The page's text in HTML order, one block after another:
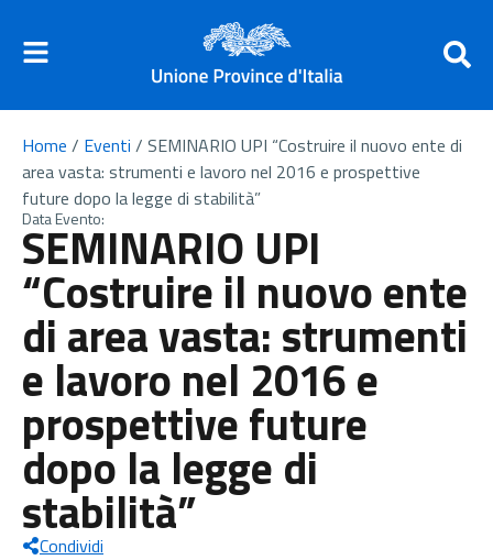
Home / Eventi / SEMINARIO UPI “Costruire il nuovo ente di
area vasta: strumenti e lavoro nel 2016 e prospettive
future dopo la legge di stabilità”
Data Evento:
SEMINARIO UPI
“Costruire il nuovo ente
di area vasta: strumenti
e lavoro nel 2016 e
prospettive future
dopo la legge di
stabilità”
Condividi